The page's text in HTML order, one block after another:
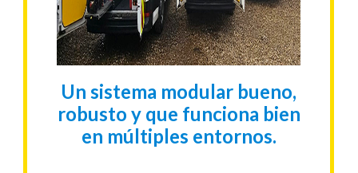
Un sistema modular bueno,
robusto y que funciona bien
en múltiples entornos.